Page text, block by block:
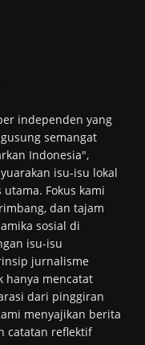
independen yang
semangat
Indonesia",
isu-isu lokal
Fokus kami
dan tajam
sosial di
isu-isu
jurnalisme
hanya mencatat
dari pinggiran
menyajikan berita
catatan reflektif